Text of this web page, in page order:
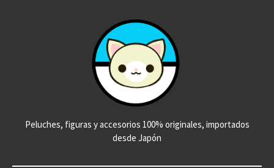
Peluches, figuras y accesorios 100% originales, importados
desde Japón